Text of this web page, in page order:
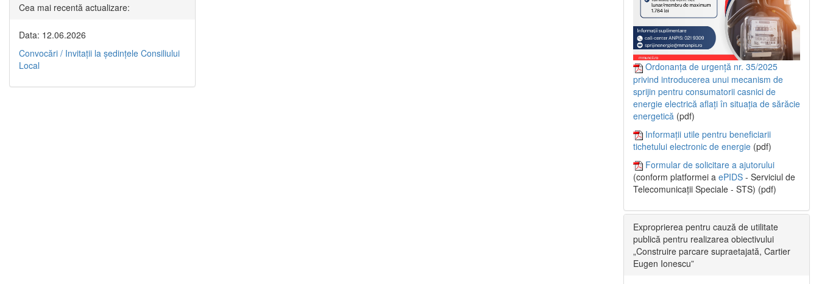
Cea mai recentă actualizare:
Data: 12.06.2026
Convocări / Invitaţii la şedinţele Consiliului
Local
Ordonanța de urgență nr. 35/2025
privind introducerea unui mecanism de
sprijin pentru consumatorii casnici de
energie electrică aflați în situația de sărăcie
energetică (pdf)
Informații utile pentru beneficiarii
tichetului electronic de energie (pdf)
Formular de solicitare a ajutorului
(conform platformei a ePIDS - Serviciul de
Telecomunicații Speciale - STS) (pdf)
Exproprierea pentru cauză de utilitate
publică pentru realizarea obiectivului
„Construire parcare supraetajată, Cartier
Eugen Ionescu”